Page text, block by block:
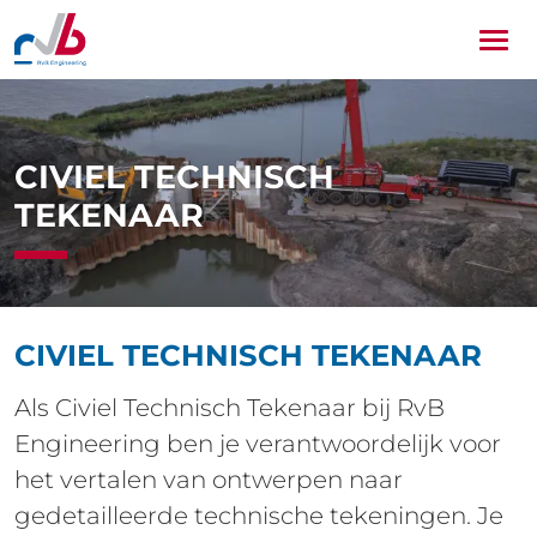
CIVIEL TECHNISCH
TEKENAAR
CIVIEL TECHNISCH TEKENAAR
Als Civiel Technisch Tekenaar bij RvB
Engineering ben je verantwoordelijk voor
het vertalen van ontwerpen naar
gedetailleerde technische tekeningen. Je